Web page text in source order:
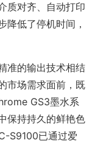
质对齐、自动打印
降低了停机时间，
准的输出技术相结
市场需求面前，既
GS3墨水系
保持持久的鲜艳色
S9100已通过爱